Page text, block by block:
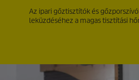
Az ipari gőztisztítók és
leküzdéséhez a magas tisztítási